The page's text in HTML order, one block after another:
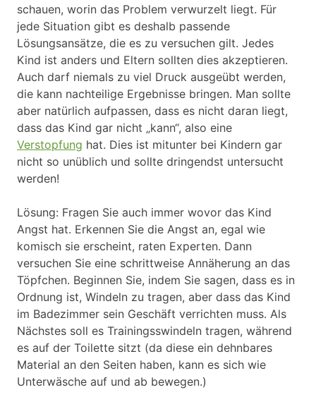
schauen, worin das Problem verwurzelt liegt. Für
jede Situation gibt es deshalb passende
Lösungsansätze, die es zu versuchen gilt. Jedes
Kind ist anders und Eltern sollten dies akzeptieren.
Auch darf niemals zu viel Druck ausgeübt werden,
die kann nachteilige Ergebnisse bringen. Man sollte
aber natürlich aufpassen, dass es nicht daran liegt,
dass das Kind gar nicht „kann“, also eine
Verstopfung hat. Dies ist mitunter bei Kindern gar
nicht so unüblich und sollte dringendst untersucht
werden!
Lösung: Fragen Sie auch immer wovor das Kind
Angst hat. Erkennen Sie die Angst an, egal wie
komisch sie erscheint, raten Experten. Dann
versuchen Sie eine schrittweise Annäherung an das
Töpfchen. Beginnen Sie, indem Sie sagen, dass es in
Ordnung ist, Windeln zu tragen, aber dass das Kind
im Badezimmer sein Geschäft verrichten muss. Als
Nächstes soll es Trainingsswindeln tragen, während
es auf der Toilette sitzt (da diese ein dehnbares
Material an den Seiten haben, kann es sich wie
Unterwäsche auf und ab bewegen.)